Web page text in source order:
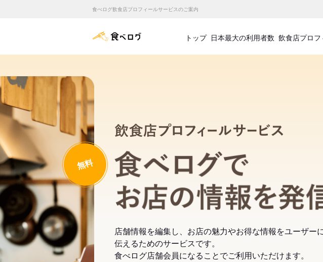
食べログ飲食店プロフィールサービスのご案内
食べログ店舗管理画面
トップ 日本最大の利用者数 飲食店プロ
飲食店プ
無料
店舗情報を編集し、お店の魅力やお得な情報をユーザー
伝えるためのサービスです。
食べログ店舗会員になることでご利用いただけます。